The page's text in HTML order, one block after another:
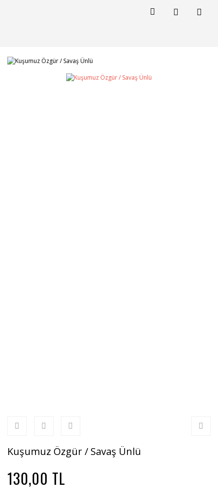
Kuşumuz Özgür / Savaş Ünlü
130,00 TL